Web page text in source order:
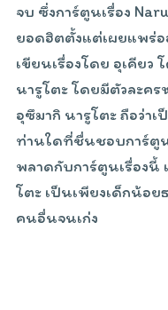
จบ ซึ่งการ์ตูนเรื่อง
ยอดฮิตตั้งแต่เผยแพร่
เขียนเรื่องโดย อุเคียว
นารูโตะ โดยมีตัวละค
อุซึมากิ นารูโตะ ถือว่า
ท่านใดที่ชื่นชอบการ์ตู
พลาดกับการ์ตูนเรื่องนี้
โตะ เป็นเพียงเด็กน้อ
คนอื่นจนเก่ง